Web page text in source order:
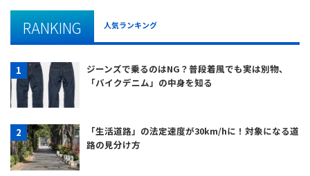
RANKING 人気ランキング
ジーンズで乗るのはNG？普段着風でも実は別物、
「バイクデニム」の中身を知る
「生活道路」の法定速度が30km/hに！対象になる道
路の見分け方